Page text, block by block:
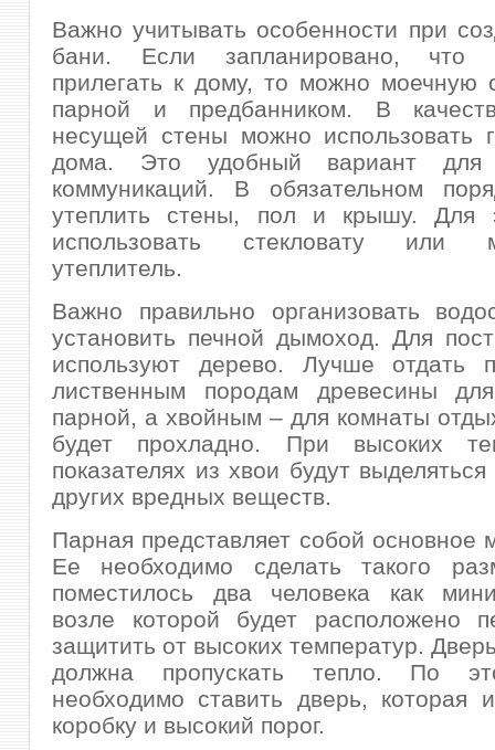
Важно учитывать особенности при
бани. Если запланировано, что
прилегать к дому, то можно моечную
парной и предбанником. В
несущей стены можно использовать
дома. Это удобный вариант для
коммуникаций. В обязательном
утеплить стены, пол и крышу. Для
использовать стекловату или
утеплитель.
Важно правильно организовать
установить печной дымоход. Для
используют дерево. Лучше отдать
лиственным породам древесины
парной, а хвойным – для комнаты
будет прохладно. При высоких
показателях из хвои будут
других вредных веществ.
Парная представляет собой основное
Ее необходимо сделать такого
поместилось два человека как
возле которой будет расположено
защитить от высоких температур.
должна пропускать тепло. По
необходимо ставить дверь, которая
коробку и высокий порог.